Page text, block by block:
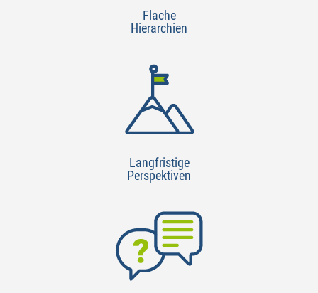
Flache
Hierarchien
Langfristige
Perspektiven